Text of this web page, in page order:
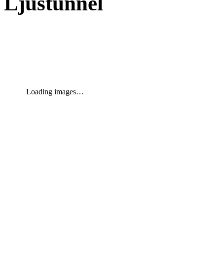
Loading images…